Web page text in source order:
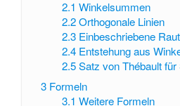
2.1 Winkelsummen
2.2 Orthogonale Linien
2.3 Einbeschriebene
2.4 Entstehung aus
2.5 Satz von Thébault
3 Formeln
3.1 Weitere Formeln